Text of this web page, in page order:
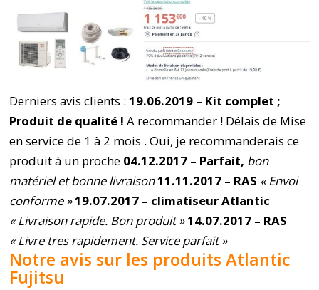
Derniers avis clients : 19.06.2019 – Kit complet ;
Produit de qualité !A recommander ! Délais de Mise
en service de 1 à 2 mois . Oui, je recommanderais ce
produit à un proche 04.12.2017 – Parfait, bon
matériel et bonne livraison11.11.2017 – RAS « Envoi
conforme »19.07.2017 – climatiseur Atlantic
« Livraison rapide. Bon produit »14.07.2017 – RAS
« Livre tres rapidement. Service parfait »
Notre avis sur les produits Atlantic
Fujitsu